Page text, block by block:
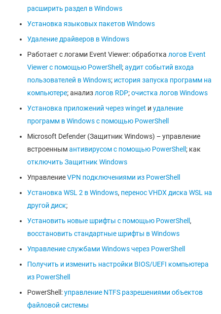
расширить раздел в Windows
Установка языковых пакетов Windows
Удаление драйверов в Windows
Работает с логами Event Viewer: обработка логов Event
Viewer с помощью PowerShell ;аудит событий входа
пользователей в Windows; история запуска программ на
компьютере; анализлогов RDP;очистка логов Windows
Установка приложений через winget и удаление
программ в Windows с помощью PowerShell
Microsoft Defender (Защитник Windows) – управление
встроеннымантивирусом с помощью PowerShell ; как
отключить Защитник Windows
УправлениеVPN подключениями из PowerShell
Установка WSL 2 в Windows, перенос VHDX диска WSL на
другой диск;
Установить новые шрифты с помощью PowerShell ,
восстановить стандартные шрифты в Windows
Управление службами Windows через PowerShell
Получить и изменить настройки BIOS/UEFI компьютера
из PowerShell
PowerShell:управление NTFS разрешениями объектов
файловой системы